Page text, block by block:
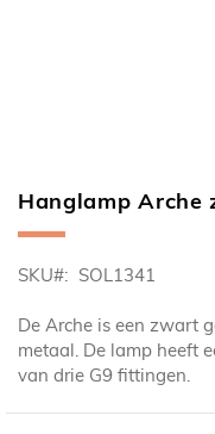
Ga
naar
begin
de
afbeeldingen-
gallerij
Hanglamp Arche
SKU SOL1341
De Arche is een zwart
metaal. De lamp heeft
van drie G9 fittingen.